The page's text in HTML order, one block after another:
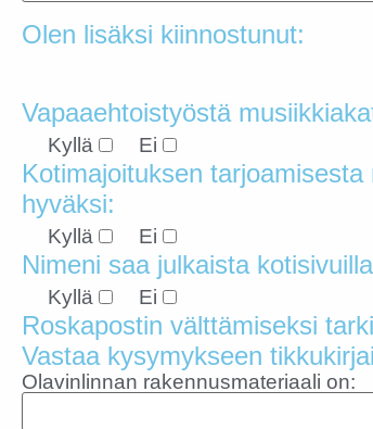
Olen lisäksi kiinnostunut:
Vapaaehtoistyöstä
Kyllä Ei
Kotimajoituksen
hyväksi:
Kyllä Ei
Nimeni saa julkaista
Kyllä Ei
Roskapostin välttämiseksi
Vastaa kysymykseen
Olavinlinnan rakennusmateriaali on: